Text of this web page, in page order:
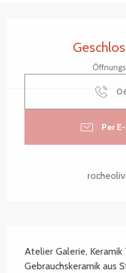
Per
Atelier Galerie,
Gebrauchskeramik aus